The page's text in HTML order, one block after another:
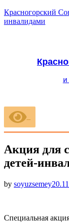
Красногорский
инвалидами
и
Акция для
детей-
by soyuzsemey
Специальная